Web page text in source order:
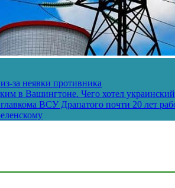
за неявки противника
в Вашингтоне. Чего хотел
ВСУ Драпатого почти 20 лет